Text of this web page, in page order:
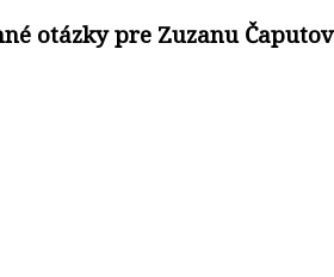
otázky pre Zuzanu